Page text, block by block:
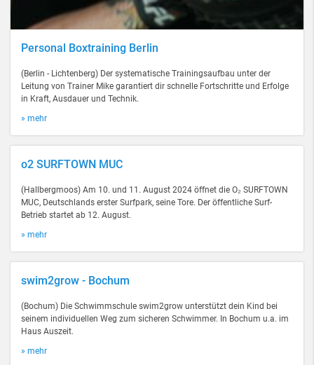
Personal Boxtraining Berlin
(Berlin - Lichtenberg) Der systematische Trainingsaufbau unter der
Leitung von Trainer Mike garantiert dir schnelle Fortschritte und Erfolge
in Kraft, Ausdauer und Technik.
» mehr
o2 SURFTOWN MUC
(Hallbergmoos) Am 10. und 11. August 2024 öffnet die O₂ SURFTOWN
MUC, Deutschlands erster Surfpark, seine Tore. Der öffentliche Surf-
Betrieb startet ab 12. August.
» mehr
swim2grow - Bochum
(Bochum) Die Schwimmschule swim2grow unterstützt dein Kind bei
seinem individuellen Weg zum sicheren Schwimmer. In Bochum u.a. im
Haus Auszeit.
» mehr